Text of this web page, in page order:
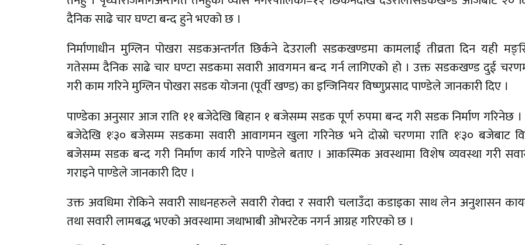
दैनिक साढे चार घण्टा बन्द हुने भएको छ ।
निर्माणाधीन मुग्लिन पोखरा सडकअन्तर्गत छिर्कने देउराली सडकखण्डमा कामलाई तीव्रता दिन यही
गतेसम्म दैनिक साढे चार घण्टा सडकमा सवारी आवगमन बन्द गर्न लागिएको हो । उक्त सडकखण्ड दुई
गरी काम गरिने मुग्लिन पोखरा सडक योजना (पूर्वी खण्ड) का इन्जिनियर विष्णुप्रसाद पाण्डेले जानकारी दिए ।
पाण्डेका अनुसार आज राति ११ बजेदेखि बिहान १ बजेसम्म सडक पूर्ण रुपमा बन्द गरी सडक निर्माण गरिनेछ ।
बजेदेखि १ः३० बजेसम्म सडकमा सवारी आवागमन खुला गरिनेछ भने दोस्रो चरणमा राति १ः३० बजेबाट
बजेसम्म सडक बन्द गरी निर्माण कार्य गरिने पाण्डेले बताए । आकस्मिक अवस्थामा विशेष व्यवस्था गरी
गराइने पाण्डेले जानकारी दिए ।
उक्त अवधिमा रोकिने सवारी साधनहरुले सवारी रोक्दा र सवारी चलाउँदा कडाइका साथ लेन अनुशासन
तथा सवारी लामबद्ध भएको अवस्थामा जथाभाबी ओभरटेक नगर्न आग्रह गरिएको छ ।